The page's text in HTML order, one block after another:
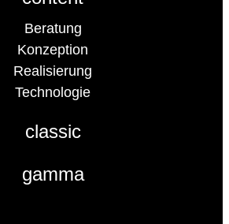
Beratung
Konzeption
Realisierung
Technologie
classic
gamma